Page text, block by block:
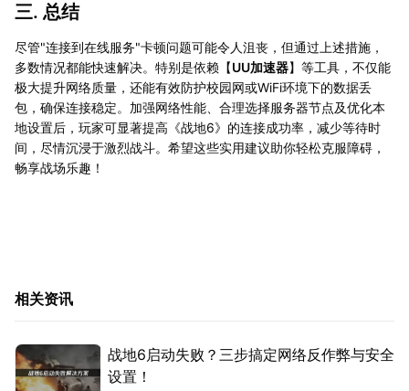
三. 总结
尽管"连接到在线服务"卡顿问题可能令人沮丧，但通过上述措施，
多数情况都能快速解决。特别是依赖【UU加速器】等工具，不仅能
极大提升网络质量，还能有效防护校园网或WiFi环境下的数据丢
包，确保连接稳定。加强网络性能、合理选择服务器节点及优化本
地设置后，玩家可显著提高《战地6》的连接成功率，减少等待时
间，尽情沉浸于激烈战斗。希望这些实用建议助你轻松克服障碍，
畅享战场乐趣！
相关资讯
战地6启动失败？三步搞定网络反作弊与安全
设置！